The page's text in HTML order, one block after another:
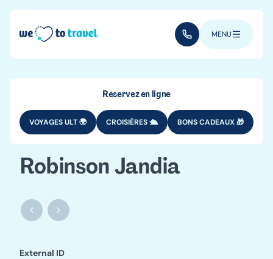
Aller au contenu principal
(+352) 28 32 6 - 334
MENU
Réservez en ligne
VOYAGES ULT 🌍 CROISIÈRES 🛳️ BONS CADEAUX 🎁
Robinson Jandia
Robinson Jandia
Robinson Jandia
External ID